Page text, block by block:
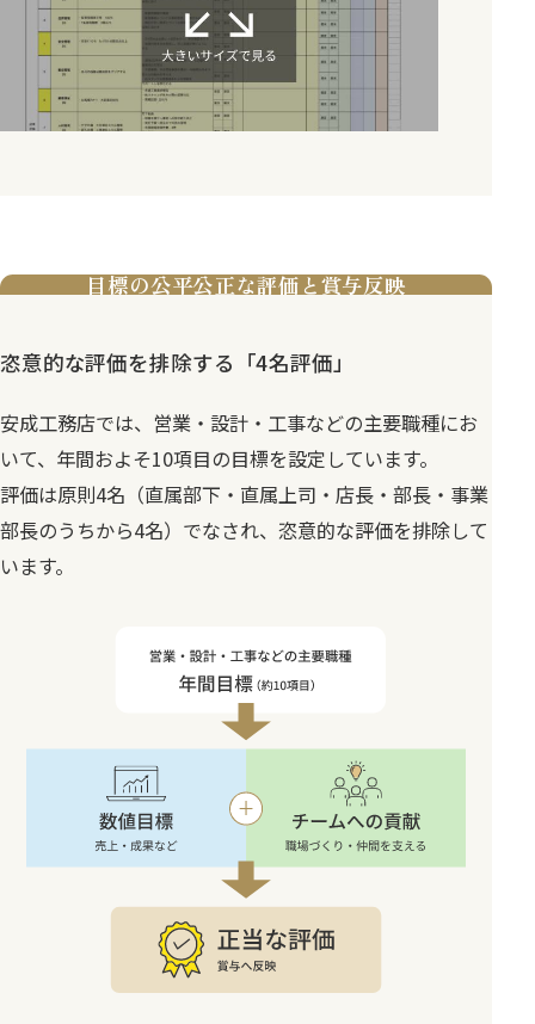
目標の公平公正な評価と賞与反映
恣意的な評価を排除する「4名評価」
安成工務店では、営業・設計・工事などの主要職種にお
いて、年間およそ10項目の目標を設定しています。
評価は原則4名（直属部下・直属上司・店長・部長・事業
部長のうちから4名）でなされ、恣意的な評価を排除して
います。